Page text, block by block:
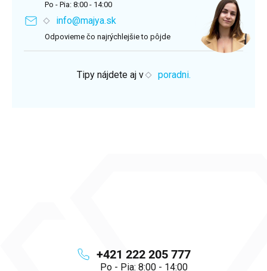
+421 222 205 777
Po - Pia: 8:00 - 14:00
Po - Pia: 8:00 - 14:00
info@majya.sk
Odpovieme čo najrýchlejšie to pôjde
Tipy nájdete aj v poradni.